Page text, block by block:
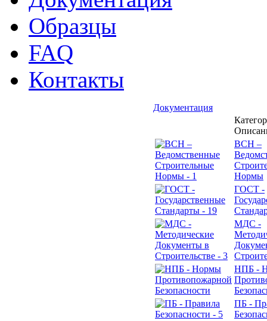
Образцы
FAQ
Контакты
Документация
ВСН –
Нормы
ГОСТ -
МДС -
НПБ -
ПБ -